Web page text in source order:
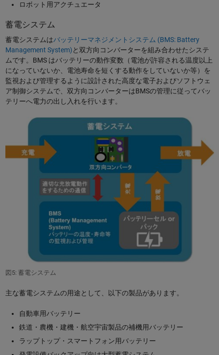
ロボット用アクチュエータ
蓄電システム
蓄電システムはバッテリーマネジメントシステム (BMS: Battery
Management System)と双方向コンバーターを組み合わせたシステ
ムです。BMS はバッテリーの動作変数（電池が許容される温度以上
になっていないか、電池寿命を短くする動作をしていないか等）を
監視および管理するように設計された高度な電子およびソフトウェ
ア制御システムで、双方向コンバーターはBMSの管理に従ってバッ
テリーへ電力の出し入れを行います。
図5: 蓄電システム
主な蓄電システムの用途として、以下の製品があります。
自動車用バッテリー
鉄道・農機・建機・航空宇宙製品の補機用バッテリー
ラップトップ・スマートフォン用バッテリー